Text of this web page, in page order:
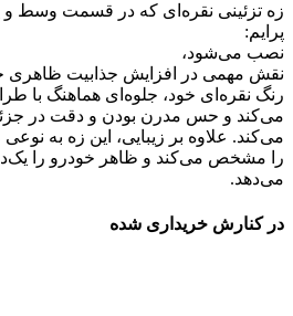
زه تزئینی نقره‌ای که در قسمت وسط و
پرایم:
نصب می‌شود،
نقش مهمی در افزایش جذابیت ظاهری
رنگ نقره‌ای خود، جلوه‌ای هماهنگ با
می‌کند و حس مدرن بودن و دقت در
می‌کند. علاوه بر زیبایی، این زه به
را مشخص می‌کند و ظاهر خودرو را
می‌دهد.
در کنارش خریداری شده